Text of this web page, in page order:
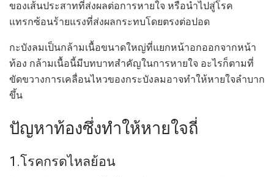
ของเส้นประสาทที่ส่งผลต่อการหายใจ หรือนำไปสู่โรค
แทรกซ้อนร้ายแรงที่ส่งผลกระทบโดยตรงต่อปอด
กะบังลมเป็นกล้ามเนื้อขนาดใหญ่ที่แยกหน้าอกออกจากหน้า
ท้อง กล้ามเนื้อนี้มีบทบาทสำคัญในการหายใจ อะไรก็ตามที่
ขัดขวางการเคลื่อนไหวของกระบังลมอาจทำให้หายใจลำบาก
ขึ้น
ปัญหาท้องซึ่งทำให้หายใจถี่
1.โรคกรดไหลย้อน